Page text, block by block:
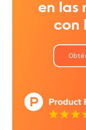
en las
con